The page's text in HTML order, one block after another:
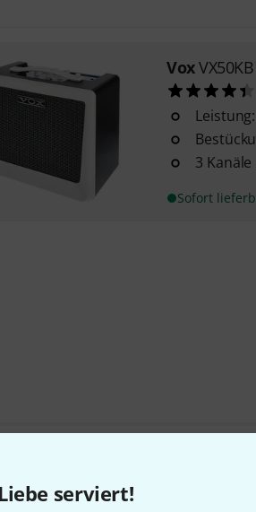
serviert!
VoxVX50KB
3
Sofort